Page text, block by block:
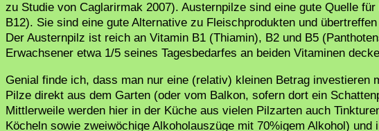
zu Studie von Caglarirmak 2007). Austernpilze sind eine gute Quelle
B12). Sie sind eine gute Alternative zu Fleischprodukten und
Der Austernpilz ist reich an Vitamin B1 (Thiamin), B2 und B5
Erwachsener etwa 1/5 seines Tagesbedarfes an beiden Vitaminen
Genial finde ich, dass man nur eine (relativ) kleinen Betrag investieren
Pilze direkt aus dem Garten (oder vom Balkon, sofern dort ein
Mittlerweile werden hier in der Küche aus vielen Pilzarten auch
Köcheln sowie zweiwöchige Alkoholauszüge mit 70%igem Alkohol)